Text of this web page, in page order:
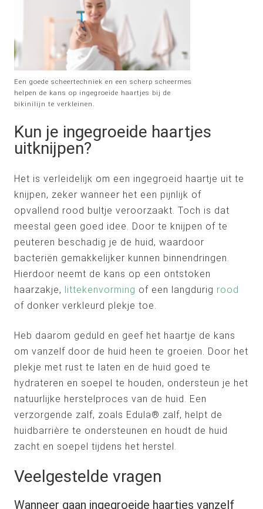
Een goede scheertechniek en een scherp scheermes
helpen de kans op ingegroeide haartjes bij de
bikinilijn te verkleinen.
Kun je ingegroeide haartjes
uitknijpen?
Het is verleidelijk om een ingegroeid haartje uit te
knijpen, zeker wanneer het een pijnlijk of
opvallend rood bultje veroorzaakt. Toch is dat
meestal geen goed idee. Door te knijpen of te
peuteren beschadig je de huid, waardoor
bacteriën gemakkelijker kunnen binnendringen.
Hierdoor neemt de kans op een ontstoken
haarzakje, littekenvorming of een langdurig rood
of donker verkleurd plekje toe.
Heb daarom geduld en geef het haartje de kans
om vanzelf door de huid heen te groeien. Door het
plekje met rust te laten en de huid goed te
hydrateren en soepel te houden, ondersteun je het
natuurlijke herstelproces van de huid. Een
verzorgende zalf, zoals Edula® zalf, helpt de
huidbarrière te ondersteunen en houdt de huid
zacht en soepel tijdens het herstel.
Veelgestelde vragen
Wanneer gaan ingegroeide haartjes vanzelf